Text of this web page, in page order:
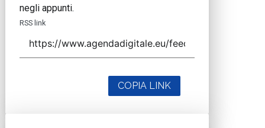
negli appunti.
RSS link
COPIA LINK